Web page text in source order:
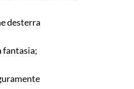
desterra
fantasia;